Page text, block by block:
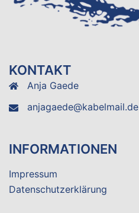
KONTAKT
Anja Gaede
anjagaede@kabelmail.de
INFORMATIONEN
Impressum
Datenschutzerklärung